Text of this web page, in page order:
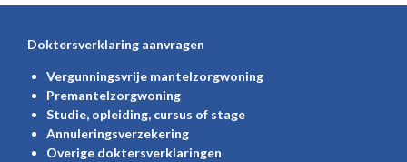
e
l
r
e
Doktersverklaring aanvragen
Vergunningsvrije mantelzorgwoning
Premantelzorgwoning
Studie, opleiding, cursus of stage
Annuleringsverzekering
Overige doktersverklaringen